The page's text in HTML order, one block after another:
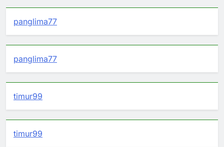
panglima77
panglima77
timur99
timur99